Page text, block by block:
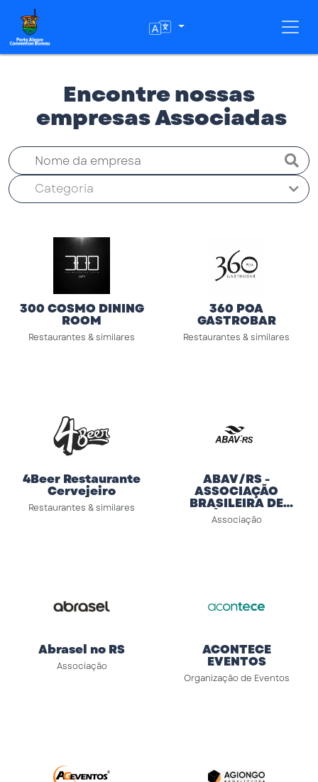
Encontre nossas
empresas Associadas
Categoria
300 COSMO DINING
ROOM
Restaurantes & similares
360 POA
GASTROBAR
Restaurantes & similares
4Beer Restaurante
Cervejeiro
Restaurantes & similares
ABAV/RS -
ASSOCIAÇÃO
BRASILEIRA DE
AGÊNCIAS DE
VIAGENS
Associação
Abrasel no RS
Associação
ACONTECE
EVENTOS
Organização de Eventos